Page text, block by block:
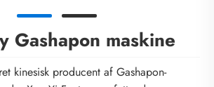
Gashapon maskine
kinesisk producent af Gashapon-